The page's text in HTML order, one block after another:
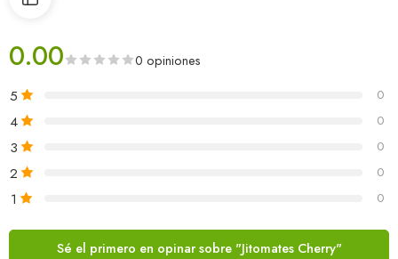
0.00 0 opiniones
5 0
4 0
3 0
2 0
1 0
Sé el primero en opinar sobre "Jitomates Cherry"